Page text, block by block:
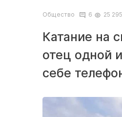
Общество 6 25 295
Катание на
отец одной
себе